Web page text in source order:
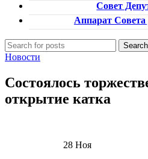
Совет
Аппарат Совета
Search
Новости
Состоялось
открытие катка
28Ноя